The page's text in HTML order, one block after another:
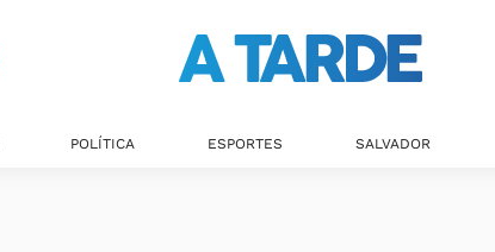
POLÍTICA ESPORTES SALVADOR